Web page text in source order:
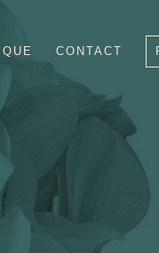
CONTACT